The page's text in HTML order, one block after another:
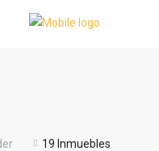
19 Inmuebles